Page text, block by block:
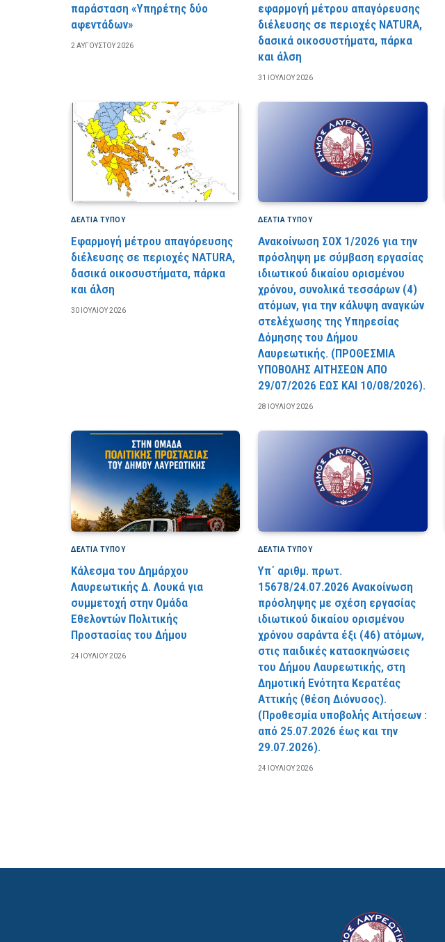
παράσταση «Υπηρέτης δύο
αφεντάδων»
2 ΑΥΓΟΎΣΤΟΥ 2026
εφαρμογή μέτρου απαγόρευσης
διέλευσης σε περιοχές NATURA,
δασικά οικοσυστήματα, πάρκα
και άλση
31 ΙΟΥΛΊΟΥ 2026
ΔΕΛΤΙΑ ΤΥΠΟΥ
Εφαρμογή μέτρου απαγόρευσης
διέλευσης σε περιοχές NATURA,
δασικά οικοσυστήματα, πάρκα
και άλση
30 ΙΟΥΛΊΟΥ 2026
ΔΕΛΤΙΑ ΤΥΠΟΥ
Ανακοίνωση ΣΟΧ 1/2026 για την
πρόσληψη με σύμβαση εργασίας
ιδιωτικού δικαίου ορισμένου
χρόνου, συνολικά τεσσάρων (4)
ατόμων, για την κάλυψη αναγκών
στελέχωσης της Υπηρεσίας
Δόμησης του Δήμου
Λαυρεωτικής. (ΠPOΘEΣMIA
YΠOBOΛHΣ AITHΣEΩN AΠO
29/07/2026 EΩΣ KAI 10/08/2026).
28 ΙΟΥΛΊΟΥ 2026
ΔΕΛΤΙΑ ΤΥΠΟΥ
Κάλεσμα του Δημάρχου
Λαυρεωτικής Δ. Λουκά για
συμμετοχή στην Ομάδα
Εθελοντών Πολιτικής
Προστασίας του Δήμου
24 ΙΟΥΛΊΟΥ 2026
ΔΕΛΤΙΑ ΤΥΠΟΥ
Υπ΄ αριθμ. πρωτ.
15678/24.07.2026 Ανακοίνωση
πρόσληψης με σχέση εργασίας
ιδιωτικού δικαίου ορισμένου
χρόνου σαράντα έξι (46) ατόμων,
στις παιδικές κατασκηνώσεις
του Δήμου Λαυρεωτικής, στη
Δημοτική Ενότητα Κερατέας
Αττικής (θέση Διόνυσος).
(Προθεσμία υποβολής Αιτήσεων :
από 25.07.2026 έως και την
29.07.2026).
24 ΙΟΥΛΊΟΥ 2026